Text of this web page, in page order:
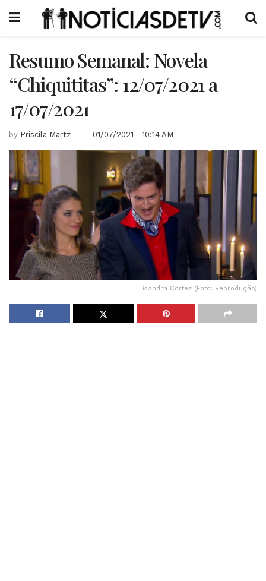
Resumo Semanal: Novela
“Chiquititas”: 12/07/2021 a
17/07/2021
by Priscila Martz 01/07/2021 - 10:14 AM
Lisandra Cortez (Foto: Reprodução)